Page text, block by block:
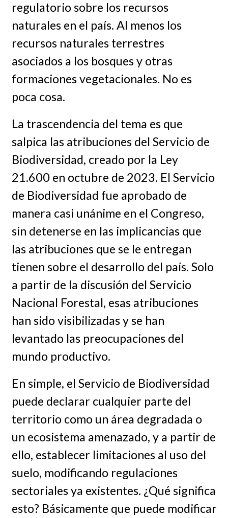
regulatorio sobre los recursos
naturales en el país. Al menos los
recursos naturales terrestres
asociados a los bosques y otras
formaciones vegetacionales. No es
poca cosa.
La trascendencia del tema es que
salpica las atribuciones del Servicio de
Biodiversidad, creado por la Ley
21.600 en octubre de 2023. El Servicio
de Biodiversidad fue aprobado de
manera casi unánime en el Congreso,
sin detenerse en las implicancias que
las atribuciones que se le entregan
tienen sobre el desarrollo del país. Solo
a partir de la discusión del Servicio
Nacional Forestal, esas atribuciones
han sido visibilizadas y se han
levantado las preocupaciones del
mundo productivo.
En simple, el Servicio de Biodiversidad
puede declarar cualquier parte del
territorio como un área degradada o
un ecosistema amenazado, y a partir de
ello, establecer limitaciones al uso del
suelo, modificando regulaciones
sectoriales ya existentes. ¿Qué significa
esto? Básicamente que puede modificar